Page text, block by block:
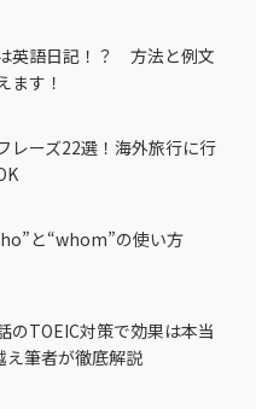
英語日記！？ 方法と例文
ます！
レーズ22選！海外旅行に行
と“whom”の使い方
のTOEIC対策で効果は本当
え筆者が徹底解説